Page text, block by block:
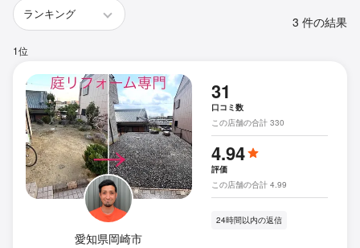
3 件の結果
1位
愛知県岡崎市
31
口コミ数
この店舗の合計 330
4.94
評価
この店舗の合計 4.99
24時間以内の返信